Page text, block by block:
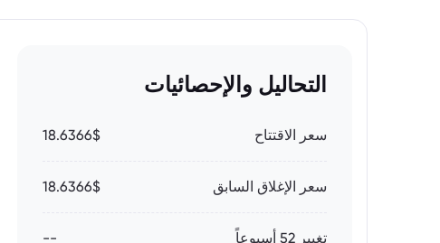
التحاليل والإحصائيات
سعر الاقتتاح 18.6366$
سعر الإغلاق السابق 18.6366$
تغيير 52 أسبوعاً --